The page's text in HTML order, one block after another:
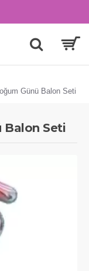
Günü Balon Seti
Balon Seti